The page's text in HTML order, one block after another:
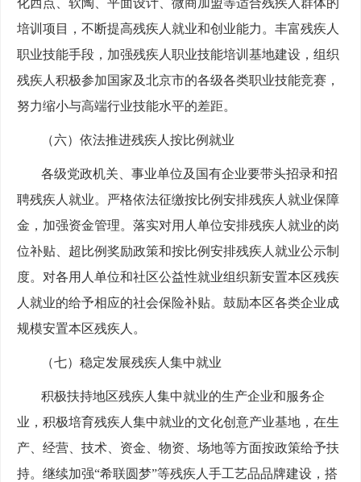
化西点、软陶、平面设计、微商加盟等适合残疾人群体的
培训项目，不断提高残疾人就业和创业能力。丰富残疾人
职业技能手段，加强残疾人职业技能培训基地建设，组织
残疾人积极参加国家及北京市的各级各类职业技能竞赛，
努力缩小与高端行业技能水平的差距。
（六）依法推进残疾人按比例就业
各级党政机关、事业单位及国有企业要带头招录和招
聘残疾人就业。严格依法征缴按比例安排残疾人就业保障
金，加强资金管理。落实对用人单位安排残疾人就业的岗
位补贴、超比例奖励政策和按比例安排残疾人就业公示制
度。对各用人单位和社区公益性就业组织新安置本区残疾
人就业的给予相应的社会保险补贴。鼓励本区各类企业成
规模安置本区残疾人。
（七）稳定发展残疾人集中就业
积极扶持地区残疾人集中就业的生产企业和服务企
业，积极培育残疾人集中就业的文化创意产业基地，在生
产、经营、技术、资金、物资、场地等方面按政策给予扶
持。继续加强“希联圆梦”等残疾人手工艺品品牌建设，搭